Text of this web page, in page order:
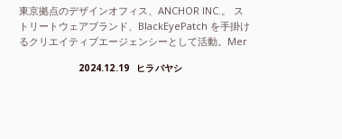
東京拠点のデザインオフィス、ANCHOR INC.。 ス
トリートウェアブランド、BlackEyePatch を手掛け
るクリエイティブエージェンシーとして活動。Mer
2024.12.19 ヒラバヤシ